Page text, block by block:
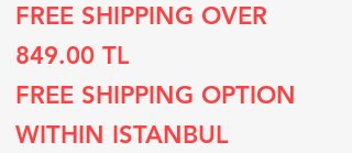
FREE SHIPPING OVER
849.00 TL
FREE SHIPPING OPTION
WITHIN ISTANBUL